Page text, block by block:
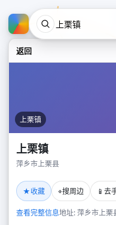
返回
上栗镇
上栗镇
萍乡市上栗县
★收藏 ⌖搜周边 📱 去
查看完整信息地址: 萍乡市上栗